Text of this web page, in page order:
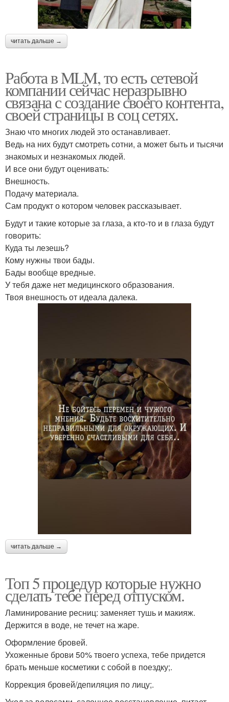
читать дальше →
Работа в MLM, то есть сетевой
компании сейчас неразрывно
связана с создание своего контента,
своей страницы в соц сетях.
Знаю что многих людей это останавливает.
Ведь на них будут смотреть сотни, а может быть и тысячи
знакомых и незнакомых людей.
И все они будут оценивать:
Внешность.
Подачу материала.
Сам продукт о котором человек рассказывает.
Будут и такие которые за глаза, а кто-то и в глаза будут
говорить:
Куда ты лезешь?
Кому нужны твои бады.
Бады вообще вредные.
У тебя даже нет медицинского образования.
Твоя внешность от идеала далека.
читать дальше →
Топ 5 процедур которые нужно
сделать тебе перед отпуском.
Ламинирование ресниц: заменяет тушь и макияж.
Держится в воде, не течет на жаре.
Оформление бровей.
Ухоженные брови 50% твоего успеха, тебе придется
брать меньше косметики с собой в поездку;.
Коррекция бровей/депиляция по лицу;.